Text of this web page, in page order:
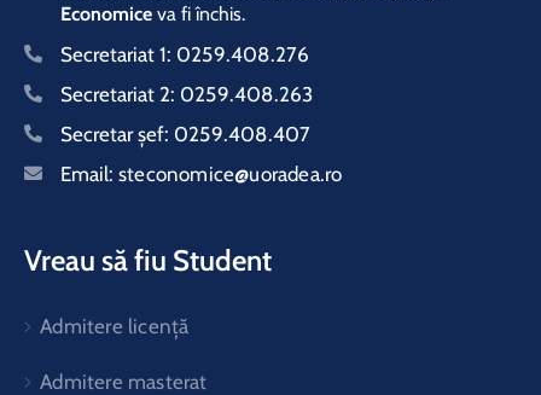
Economice va fi închis.
Secretariat 1: 0259.408.276
Secretariat 2: 0259.408.263
Secretar şef: 0259.408.407
Email: steconomice@uoradea.ro
Vreau să fiu Student
Admitere licență
Admitere masterat